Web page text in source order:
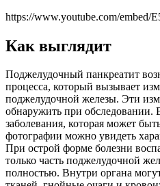
https://www.youtube.com/embed/
Как выглядит
Поджелудочный панкреатит
процесса, который вызывает
поджелудочной железы. Эти
обнаружить при обследовании.
заболевания, которая может
фотографии можно увидеть
При острой форме болезни
только часть поджелудочной
полностью. Внутри органа